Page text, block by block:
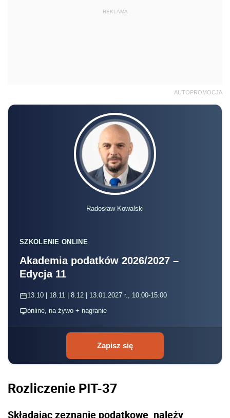
REKLAMA
AUTOPROMOCJA
Radosław Kowalski
SZKOLENIE ONLINE
Akademia podatków 2026/2027 –
Edycja 11
13.10 | 18.11 | 8.12 | 13.01.2027 r., 10:00-15:00
online, na żywo + nagranie
Zapisz się
Rozliczenie PIT-37
Składając zeznanie podatkowe należy